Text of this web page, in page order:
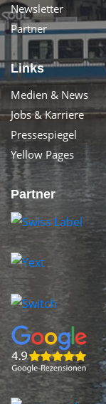
Newsletter
Partner
Links
Medien & News
Jobs & Karriere
Pressespiegel
Yellow Pages
Partner